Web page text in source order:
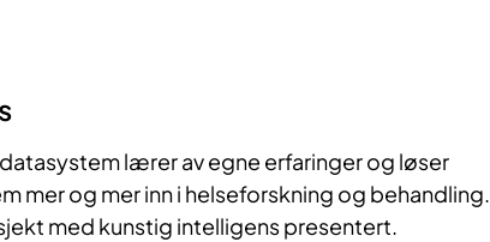
lærer av egne erfaringer og løser
mer og mer inn i helseforskning og behandling.
med kunstig intelligens presentert.